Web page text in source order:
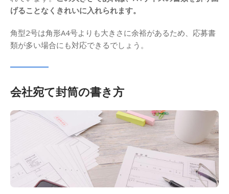
げることなくきれいに入れられます。
角型2号は角形A4号よりも大きさに余裕があるため、応募書
類が多い場合にも対応できるでしょう。
会社宛て封筒の書き方